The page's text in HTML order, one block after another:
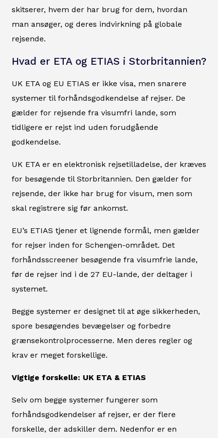
skitserer, hvem der har brug for dem, hvordan
man ansøger, og deres indvirkning på globale
rejsende.
Hvad er ETA og ETIAS i Storbritannien?
UK ETA og EU ETIAS er ikke visa, men snarere
systemer til forhåndsgodkendelse af rejser. De
gælder for rejsende fra visumfri lande, som
tidligere er rejst ind uden forudgående
godkendelse.
UK ETA er en elektronisk rejsetilladelse, der kræves
for besøgende til Storbritannien. Den gælder for
rejsende, der ikke har brug for visum, men som
skal registrere sig før ankomst.
EU’s ETIAS tjener et lignende formål, men gælder
for rejser inden for Schengen-området. Det
forhåndsscreener besøgende fra visumfrie lande,
før de rejser ind i de 27 EU-lande, der deltager i
systemet.
Begge systemer er designet til at øge sikkerheden,
spore besøgendes bevægelser og forbedre
grænsekontrolprocesserne. Men deres regler og
krav er meget forskellige.
Vigtige forskelle: UK ETA & ETIAS
Selv om begge systemer fungerer som
forhåndsgodkendelser af rejser, er der flere
forskelle, der adskiller dem. Nedenfor er en